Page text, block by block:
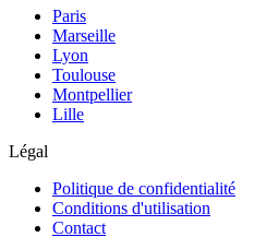
Paris
Marseille
Lyon
Toulouse
Montpellier
Lille
Légal
Politique de confidentialité
Conditions d'utilisation
Contact